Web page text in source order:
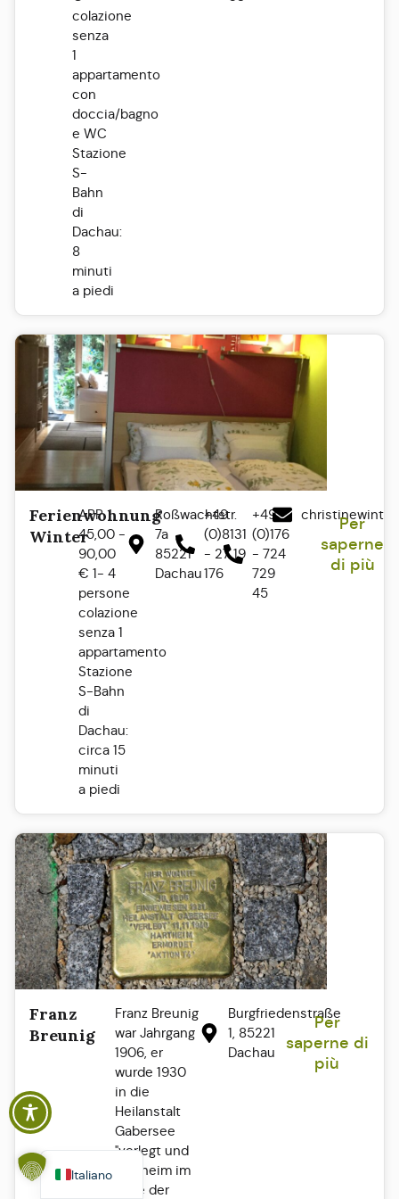
colazione
senza
1
appartamento
con
doccia/bagno
e WC
Stazione
S-
Bahn
di
Dachau:
8
minuti
a piedi
Ferienwohnung
Winter
APP
45,00 -
90,00
€ 1- 4
persone
colazione
senza 1
appartamento
Stazione
S-Bahn
di
Dachau:
circa 15
minuti
a piedi
Roßwachtstr.
7a
85221
Dachau
+49
(0)8131
- 27 19
176
+49
(0)176
- 724
729
45
Per
saperne
di più
Franz
Breunig
Franz Breunig
war Jahrgang
1906, er
wurde 1930
in die
Heilanstalt
Gabersee
"verlegt und
Hartheim im
Zuge der
Burgfriedenstraße
1, 85221
Dachau
Per
saperne di
più
Italiano
Deutsch
Français
Polski